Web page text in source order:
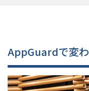
AppGuardで変